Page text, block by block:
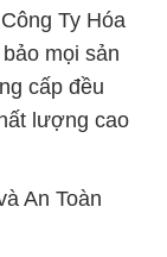
Ty Hóa
mọi sản
cấp đều
lượng cao
An Toàn